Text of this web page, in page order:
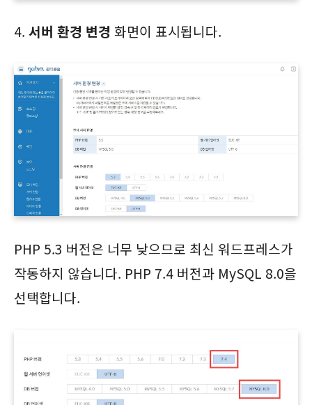
4. 서버 환경 변경 화면이 표시됩니다.
PHP 5.3 버전은 너무 낮으므로 최신 워드프레스가
작동하지 않습니다. PHP 7.4 버전과 MySQL 8.0을
선택합니다.